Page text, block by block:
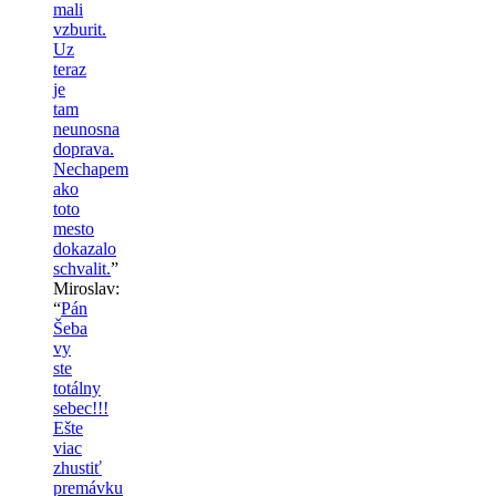
mali
vzburit.
Uz
teraz
je
tam
neunosna
doprava.
Nechapem
ako
toto
mesto
dokazalo
schvalit.”
Miroslav:
“Pán
Šeba
vy
ste
totálny
sebec!!!
Ešte
viac
zhustiť
premávku